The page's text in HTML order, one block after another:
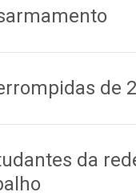
de
da